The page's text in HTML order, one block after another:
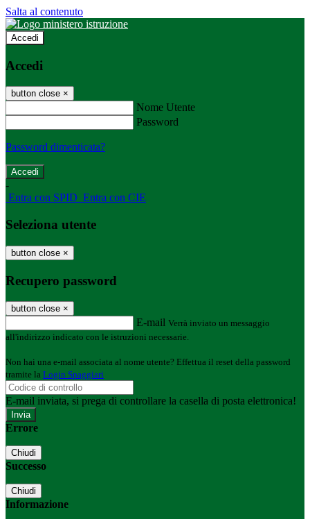
Salta al contenuto
Accedi
Accedi
button close ×
Nome Utente
Password
Password dimenticata?
-
Entra con SPID Entra con CIE
Seleziona utente
button close ×
Recupero password
button close ×
E-mail Verrà inviato un messaggio
all'indirizzo indicato con le istruzioni necessarie.
Non hai una e-mail associata al nome utente? Effettua il reset della password
tramite la Login Spaggiari
E-mail inviata, si prega di controllare la casella di posta elettronica!
Errore
Chiudi
Successo
Chiudi
Informazione